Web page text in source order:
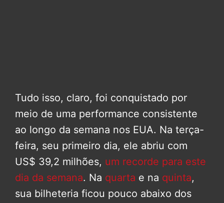
Tudo isso, claro, foi conquistado por
meio de uma performance consistente
ao longo da semana nos EUA. Na terça-
feira, seu primeiro dia, ele abriu com
US$ 39,2 milhões, um recorde para este
dia da semana. Na quarta e na quinta,
sua bilheteria ficou pouco abaixo dos